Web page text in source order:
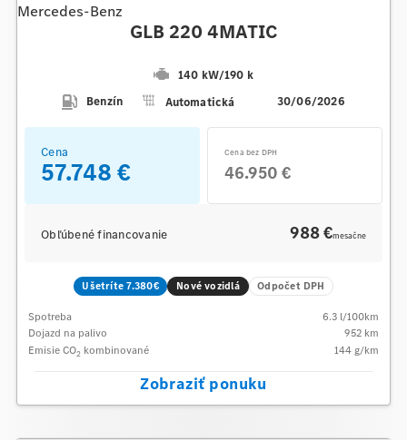
Mercedes-Benz
GLB 220 4MATIC
140 kW/190 k
Benzín
Automatická 30/06/2026
Cena
57.748 €
Cena bez DPH
46.950 €
Obľúbené financovanie 988 €mesačne
Ušetríte 7.380€ Nové vozidlá Odpočet DPH
Spotreba 6.3 l/100km
Dojazd na palivo
952 km
Emisie CO2 kombinované 144 g/km
Zobraziť ponuku